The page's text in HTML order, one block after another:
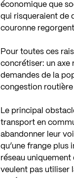
économique que
qui risqueraient de
couronne
Pour toutes ces
concrétiser: un axe
demandes de la
congestion
Le principal
transport en
abandonner leur
qu’une frange plus
réseau
veulent pas utiliser